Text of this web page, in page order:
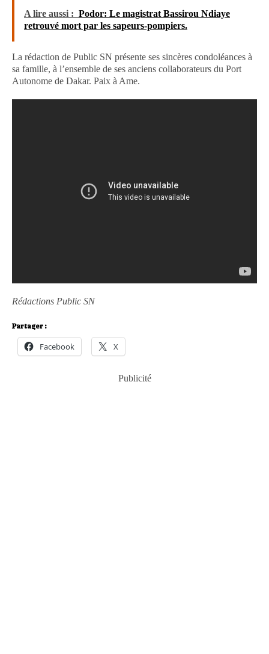
A lire aussi : Podor: Le magistrat Bassirou Ndiaye
retrouvé mort par les sapeurs-pompiers.
La rédaction de Public SN présente ses sincères condoléances à
sa famille, à l’ensemble de ses anciens collaborateurs du Port
Autonome de Dakar. Paix à Ame.
Rédactions Public SN
Partager :
Facebook X
Publicité